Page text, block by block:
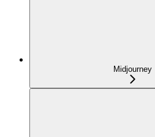
Midjourney